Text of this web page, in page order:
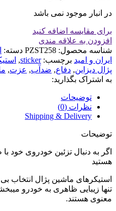
در انبار موجود نمی باشد
برای مقایسه اضافه کنید
افزودن به علاقه مندی
شناسه محصول: PZST258 دسته:
ایران و امید برچسب: sticker
,
پژال دیزاین, دفاع, ضدآب, عزت,
به اشتراک بگذارید:
توضیحات
نظرات (0)
Shipping & Delivery
توضیحات
اگر به دنبال تزئین خودروی خود
هستید
استیکرهای ماشین پژال انتخاب
تنها زیبایی ظاهری به خودرو
معنوی هستند.